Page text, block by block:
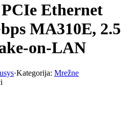
Ethernet
MA310E, 2.5
on-LAN
·Kategorija: Mrežne